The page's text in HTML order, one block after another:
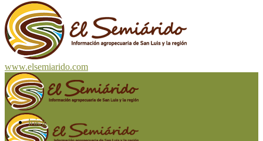
www.elsemiarido.com
Inicio